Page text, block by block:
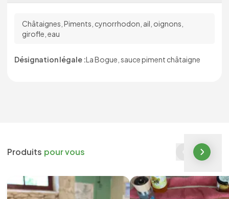
Châtaignes, Piments, cynorrhodon, ail, oignons,
girofle, eau
Désignation légale :La Bogue, sauce piment châtaigne
Produits pour vous